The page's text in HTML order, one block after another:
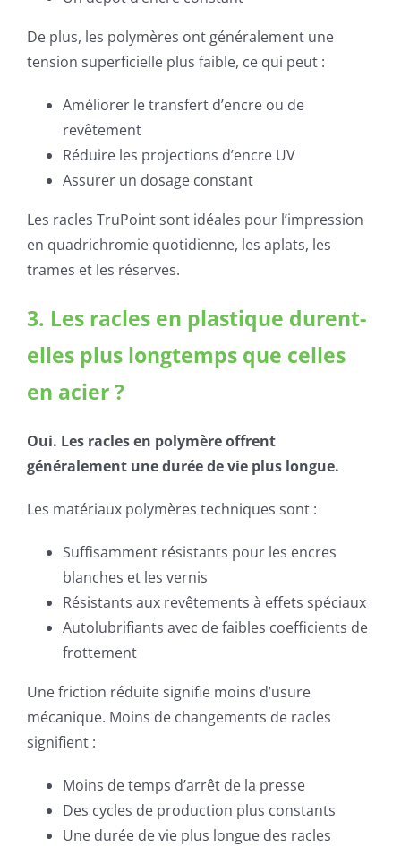
De plus, les polymères ont généralement une
tension superficielle plus faible, ce qui peut :
Améliorer le transfert d’encre ou de
revêtement
Réduire les projections d’encre UV
Assurer un dosage constant
Les racles TruPoint sont idéales pour l’impression
en quadrichromie quotidienne, les aplats, les
trames et les réserves.
3. Les racles en plastique durent-
elles plus longtemps que celles
en acier ?
Oui. Les racles en polymère offrent
généralement une durée de vie plus longue.
Les matériaux polymères techniques sont :
Suffisamment résistants pour les encres
blanches et les vernis
Résistants aux revêtements à effets spéciaux
Autolubrifiants avec de faibles coefficients de
frottement
Une friction réduite signifie moins d’usure
mécanique. Moins de changements de racles
signifient :
Moins de temps d’arrêt de la presse
Des cycles de production plus constants
Une durée de vie plus longue des racles